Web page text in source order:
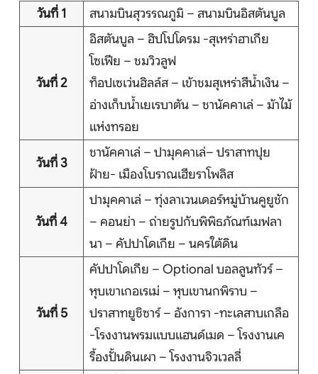
เรือเจ้าพระยา
Search
วันที่ 1 สนามบินสุวรรณภูมิ – สนามบินอิสตันบูล
วันที่ 2
อิสตันบูล – ฮิปโปโดรม -สุเหร่าฮาเกีย
โซเฟีย – ชมวิวลูฟ
ท็อปเซเว่นฮิลล์ส – เข้าชมสุเหร่าสีน้ำเงิน –
อ่างเก็บน้ำเยเรบาตัน – ชานัคคาเล่ – ม้าไม้
แห่งทรอย
วันที่ 3
ชานัคคาเล่ – ปามุคคาเล่– ปราสาทปุย
ฝ้าย- เมืองโบราณเฮียราโพลิส
วันที่ 4
ปามุคคาเล่ – ทุ่งลาเวนเดอร์หมู่บ้านคูยูชัก
– คอนย่า – ถ่ายรูปกับพิพิธภัณฑ์เมฟลา
นา – คัปปาโดเกีย – นครใต้ดิน
วันที่ 5
คัปปาโดเกีย – Optional บอลลูนทัวร์ –
หุบเขาเกอเรเม่ – หุบเขานกพิราบ –
ปราสาทยูชิซาร์ – อังการา -ทะเลสาบเกลือ
-โรงงานพรมแบบแฮนด์เมด – โรงงานเค
รื้องปั้นดินเผา – โรงงานจิวเวลลี่